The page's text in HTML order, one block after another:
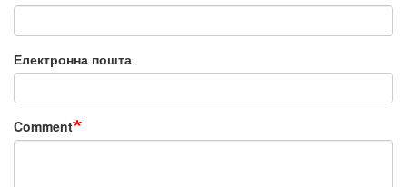
Електронна пошта
Comment